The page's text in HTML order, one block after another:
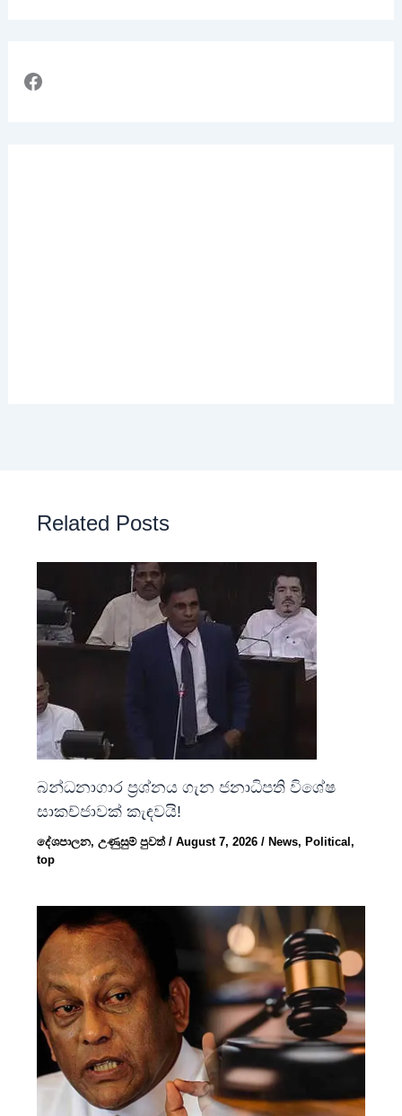
Related Posts
බන්ධනාගාර ප්‍රශ්නය ගැන ජනාධිපති විශේෂ
සාකච්ජාවක් කැඳවයි!
දේශපාලන,උණුසුම් පුවත්/August 7, 2026/News,Political,
top